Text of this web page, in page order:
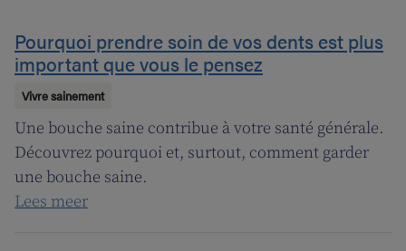
Pourquoi prendre soin de vos dents est plus
important que vous le pensez
Vivre sainement
Une bouche saine contribue à votre santé générale.
Découvrez pourquoi et, surtout, comment garder
une bouche saine.
Lees meer